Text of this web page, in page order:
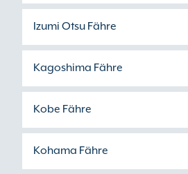
Izumi Otsu Fähre
Kagoshima Fähre
Kobe Fähre
Kohama Fähre